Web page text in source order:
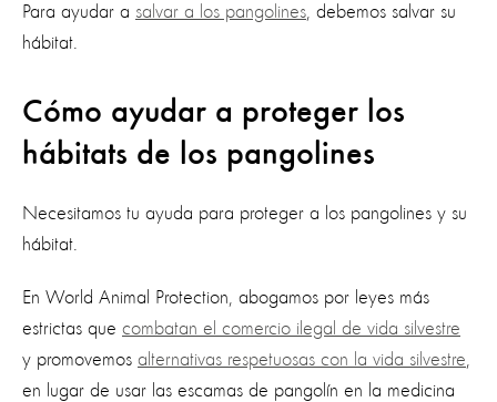
Para ayudar a salvar a los pangolines, debemos salvar su
hábitat.
Cómo ayudar a proteger los
hábitats de los pangolines
Necesitamos tu ayuda para proteger a los pangolines y su
hábitat.
En World Animal Protection, abogamos por leyes más
estrictas que combatan el comercio ilegal de vida silvestre
y promovemos alternativas respetuosas con la vida silvestre,
en lugar de usar las escamas de pangolín en la medicina